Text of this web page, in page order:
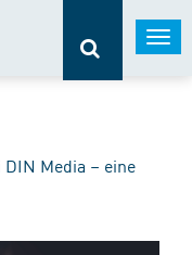
Media – eine